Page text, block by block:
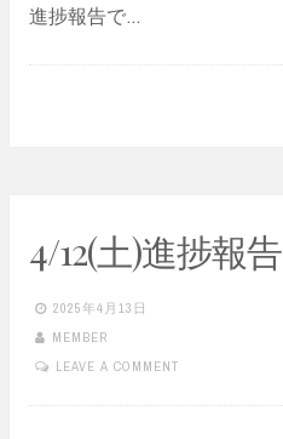
進捗報告で…
4/12(土)進捗報告
2025年4月13日
MEMBER
LEAVE A COMMENT